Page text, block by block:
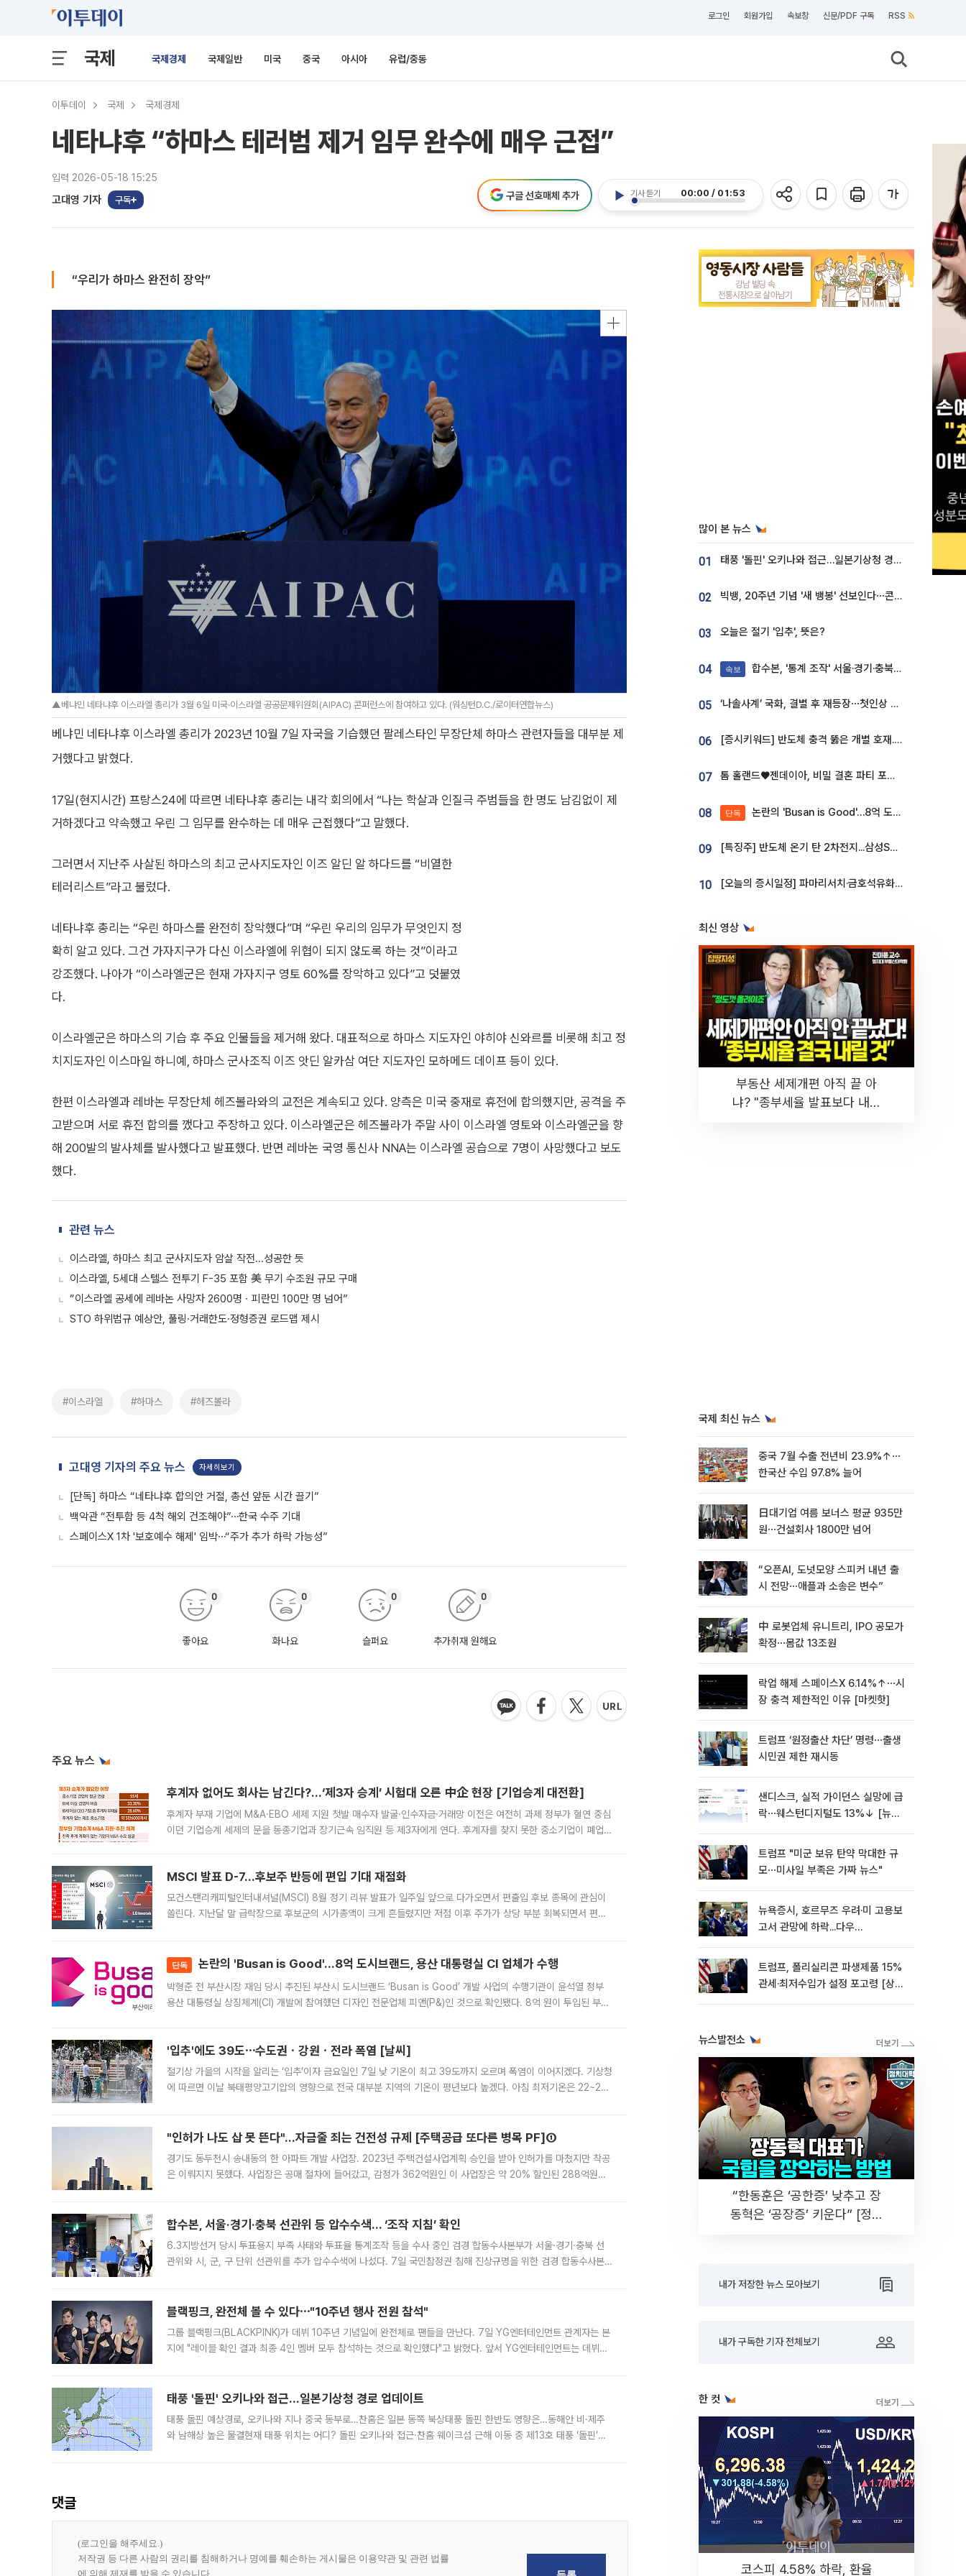
로그인 회원가입 속보창 신문/PDF 구독 RSS
국제 국제경제 국제일반 미국 중국 아시아 유럽/중동
이투데이 국제 국제경제
네타냐후 “하마스 테러범 제거 임무 완수에 매우 근접”
입력 2026-05-18 15:25
고대영 기자 구독
기사 듣기 00:00 / 01:53
구글 선호매체 추가
“우리가 하마스 완전히 장악”
▲베냐민 네타냐후 이스라엘 총리가 3월 6일 미국·이스라엘 공공문제위원회(AIPAC) 콘퍼런스에 참여하고 있다. (워싱턴D.C./로이터연합뉴스)
베냐민 네타냐후 이스라엘 총리가 2023년 10월 7일 자국을 기습했던 팔레스타인 무장단체 하마스 관련자들을 대부분 제
거했다고 밝혔다.
17일(현지시간) 프랑스24에 따르면 네타냐후 총리는 내각 회의에서 “나는 학살과 인질극 주범들을 한 명도 남김없이 제
거하겠다고 약속했고 우린 그 임무를 완수하는 데 매우 근접했다”고 말했다.
그러면서 지난주 사살된 하마스의 최고 군사지도자인 이즈 알딘 알 하다드를 “비열한
테러리스트”라고 불렀다.
네타냐후 총리는 “우린 하마스를 완전히 장악했다”며 “우린 우리의 임무가 무엇인지 정
확히 알고 있다. 그건 가자지구가 다신 이스라엘에 위협이 되지 않도록 하는 것”이라고
강조했다. 나아가 “이스라엘군은 현재 가자지구 영토 60%를 장악하고 있다”고 덧붙였
다.
이스라엘군은 하마스의 기습 후 주요 인물들을 제거해 왔다. 대표적으로 하마스 지도자인 야히야 신와르를 비롯해 최고 정
치지도자인 이스마일 하니예, 하마스 군사조직 이즈 앗딘 알카삼 여단 지도자인 모하메드 데이프 등이 있다.
한편 이스라엘과 레바논 무장단체 헤즈볼라와의 교전은 계속되고 있다. 양측은 미국 중재로 휴전에 합의했지만, 공격을 주
고받으며 서로 휴전 합의를 깼다고 주장하고 있다. 이스라엘군은 헤즈볼라가 주말 사이 이스라엘 영토와 이스라엘군을 향
해 200발의 발사체를 발사했다고 발표했다. 반면 레바논 국영 통신사 NNA는 이스라엘 공습으로 7명이 사망했다고 보도
했다.
관련 뉴스
이스라엘, 하마스 최고 군사지도자 암살 작전...성공한 듯
이스라엘, 5세대 스텔스 전투기 F-35 포함 美 무기 수조원 규모 구매
“이스라엘 공세에 레바논 사망자 2600명ㆍ피란민 100만 명 넘어”
STO 하위법규 예상안, 풀링·거래한도·정형증권 로드맵 제시
#이스라엘 #하마스 #헤즈볼라
고대영 기자의 주요 뉴스 자세히보기
[단독] 하마스 “네타냐후 합의안 거절, 총선 앞둔 시간 끌기”
백악관 “전투함 등 4척 해외 건조해야”⋯한국 수주 기대
스페이스X 1차 '보호예수 해제' 임박⋯“주가 추가 하락 가능성”
좋아요
0
화나요
0
슬퍼요
0
추가취재 원해요
0
주요 뉴스
후계자 없어도 회사는 남긴다?…‘제3자 승계’ 시험대 오른 中企 현장 [기업승계 대전환]
후계자 부재 기업에 M&A·EBO 세제 지원 첫발 매수자 발굴·인수자금·거래망 이전은 여전히 과제 정부가 혈연 중심
이던 기업승계 세제의 문을 동종기업과 장기근속 임직원 등 제3자에게 연다. 후계자를 찾지 못한 중소기업이 폐업
MSCI 발표 D-7…후보주 반등에 편입 기대 재점화
모건스탠리캐피털인터내셔널(MSCI) 8월 정기 리뷰 발표가 일주일 앞으로 다가오면서 편출입 후보 종목에 관심이
쏠린다. 지난달 말 급락장으로 후보군의 시가총액이 크게 흔들렸지만 저점 이후 주가가 상당 부분 회복되면서 편입
단독 논란의 'Busan is Good'…8억 도시브랜드, 용산 대통령실 CI 업체가 수행
박형준 전 부산시장 재임 당시 추진된 부산시 도시브랜드 ‘Busan is Good’ 개발 사업의 수행기관이 윤석열 정부
용산 대통령실 상징체계(CI) 개발에 참여했던 디자인 전문업체 피앤(P&)인 것으로 확인됐다. 8억 원이 투입된 부산
'입추'에도 39도⋯수도권ㆍ강원ㆍ전라 폭염 [날씨]
절기상 가을의 시작을 알리는 ‘입추’이자 금요일인 7일 낮 기온이 최고 39도까지 오르며 폭염이 이어지겠다. 기상청
에 따르면 이날 북태평양고기압의 영향으로 전국 대부분 지역의 기온이 평년보다 높겠다. 아침 최저기온은 22~27
"인허가 나도 삽 못 뜬다"…자금줄 죄는 건전성 규제 [주택공급 또다른 병목 PF]①
경기도 동두천시 송내동의 한 아파트 개발 사업장. 2023년 주택건설사업계획 승인을 받아 인허가를 마쳤지만 착공
은 이뤄지지 못했다. 사업장은 공매 절차에 들어갔고, 감정가 362억원인 이 사업장은 약 20% 할인된 288억원에
합수본, 서울·경기·충북 선관위 등 압수수색… ‘조작 지침’ 확인
6.3지방선거 당시 투표용지 부족 사태와 투표율 통계조작 등을 수사 중인 검경 합동수사본부가 서울·경기·충북 선
관위와 시, 군, 구 단위 선관위를 추가 압수수색에 나섰다. 7일 국민참정권 침해 진상규명을 위한 검경 합동수사본
블랙핑크, 완전체 볼 수 있다⋯"10주년 행사 전원 참석"
그룹 블랙핑크(BLACKPINK)가 데뷔 10주년 기념일에 완전체로 팬들을 만난다. 7일 YG엔터테인먼트 관계자는 본
지에 "레이블 확인 결과 최종 4인 멤버 모두 참석하는 것으로 확인했다"고 밝혔다. 앞서 YG엔터테인먼트는 데뷔
태풍 '돌핀' 오키나와 접근…일본기상청 경로 업데이트
태풍 돌핀 예상경로, 오키나와 지나 중국 동부로…찬홈은 일본 동쪽 북상태풍 돌핀 한반도 영향은…동해안 비·제주
와 남해상 높은 물결현재 태풍 위치는 어디? 돌핀 오키나와 접근·찬홈 웨이크섬 근해 이동 중 제13호 태풍 ‘돌핀’이
댓글
많이 본 뉴스
01 태풍 '돌핀' 오키나와 접근…일본기상청 경로 업데이트
02 빅뱅, 20주년 기념 '새 뱅봉' 선보인다⋯콘서트 앞두고 팝업 개최
03 오늘은 절기 '입추', 뜻은?
04 속보 합수본, '통계 조작' 서울·경기·충북 선관위 등 추가 압수수색
05 ‘나솔사계’ 국화, 결별 후 재등장⋯첫인상 투표 휩쓸고 ‘인기녀’ 등극
06 [증시키워드] 반도체 충격 뚫은 개별 호재...포스코퓨처엠·에코프로·한화솔루션 '눈길'
07 톰 홀랜드♥젠데이아, 비밀 결혼 파티 포착⋯호텔 대관비만 9억
08 단독 논란의 'Busan is Good'…8억 도시브랜드, 용산 대통령실 CI 업체가 수행
09 [특징주] 반도체 온기 탄 2차전지...삼성SDI, 장 초반 7% 넘게 껑충
10 [오늘의 증시일정] 파마리서치·금호석유화학·코오롱인더·상상인증권 등
최신 영상
부동산 세제개편 아직 끝 아
냐? "종부세율 발표보다 내릴
국제 최신 뉴스
중국 7월 수출 전년비 23.9%↑⋯
한국산 수입 97.8% 늘어
日대기업 여름 보너스 평균 935만
원⋯건설회사 1800만 넘어
“오픈AI, 도넛모양 스피커 내년 출
시 전망⋯애플과 소송은 변수”
中 로봇업체 유니트리, IPO 공모가
확정⋯몸값 13조원
락업 해제 스페이스X 6.14%↑⋯시
장 충격 제한적인 이유 [마켓핫]
트럼프 ‘원정출산 차단’ 명령⋯출생
시민권 제한 재시동
샌디스크, 실적 가이던스 실망에 급
락⋯웨스턴디지털도 13%↓ [뉴욕
트럼프 "미군 보유 탄약 막대한 규
모⋯미사일 부족은 가짜 뉴스"
뉴욕증시, 호르무즈 우려·미 고용보
고서 관망에 하락...다우
트럼프, 폴리실리콘 파생제품 15%
관세·최저수입가 설정 포고령 [상
뉴스발전소
“한동훈은 ‘공한증’ 낮추고 장
동혁은 ‘공장증’ 키운다” [정치
내가 저장한 뉴스 모아보기
내가 구독한 기자 전체보기
한 컷
코스피 4.58% 하락, 환율